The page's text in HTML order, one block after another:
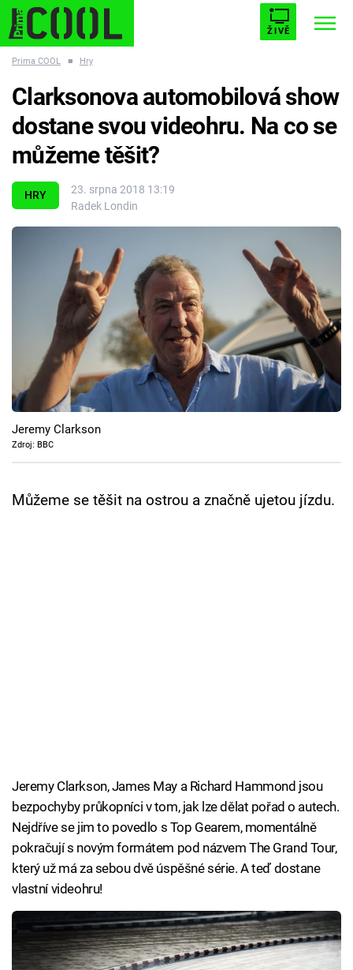
ŽIVĚ
ESCAPE PLNEJ KOTEL AVENGERS 5
Témata
Seriály
Cool Esport
Pořady
TV Program
Prima COOL ■ Hry
HRY
23. srpna 2018 13:19
Radek Londin
Clarksonova automobilová show
dostane svou videohru. Na co se
můžeme těšit?
Jeremy Clarkson
Zdroj: BBC
Můžeme se těšit na ostrou a značně ujetou jízdu.
Jeremy Clarkson, James May a Richard Hammond jsou
bezpochyby průkopníci v tom, jak lze dělat pořad o autech.
Nejdříve se jim to povedlo s Top Gearem, momentálně
pokračují s novým formátem pod názvem The Grand Tour,
který už má za sebou dvě úspěšné série. A teď dostane
vlastní videohru!